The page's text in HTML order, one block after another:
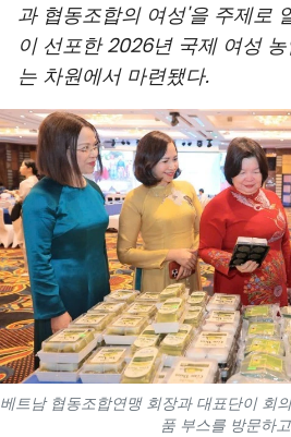
환경
문화
스포츠
과학기술
여행
세계
사진
비디오
과 협동조합의 여성'을 주제로
이 선포한 2026년 국제 여성
는 차원에서 마련됐다.
베트남 협동조합연맹 회장과 대표단이 회
품 부스를 방문하